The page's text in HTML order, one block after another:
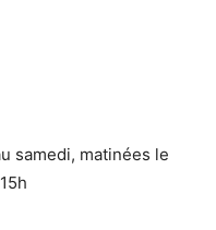
samedi, matinées le